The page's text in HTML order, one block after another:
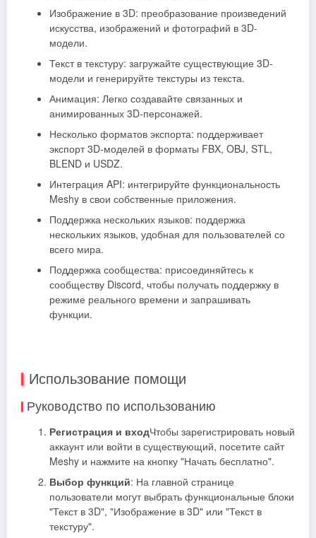
Изображение в 3D: преобразование произведений
искусства, изображений и фотографий в 3D-
модели.
Текст в текстуру: загружайте существующие 3D-
модели и генерируйте текстуры из текста.
Анимация: Легко создавайте связанных и
анимированных 3D-персонажей.
Несколько форматов экспорта: поддерживает
экспорт 3D-моделей в форматы FBX, OBJ, STL,
BLEND и USDZ.
Интеграция API: интегрируйте функциональность
Meshy в свои собственные приложения.
Поддержка нескольких языков: поддержка
нескольких языков, удобная для пользователей со
всего мира.
Поддержка сообщества: присоединяйтесь к
сообществу Discord, чтобы получать поддержку в
режиме реального времени и запрашивать
функции.
Использование помощи
Руководство по использованию
Регистрация и входЧтобы зарегистрировать новый
аккаунт или войти в существующий, посетите сайт
Meshy и нажмите на кнопку "Начать бесплатно".
Выбор функций: На главной странице
пользователи могут выбрать функциональные блоки
"Текст в 3D", "Изображение в 3D" или "Текст в
текстуру".